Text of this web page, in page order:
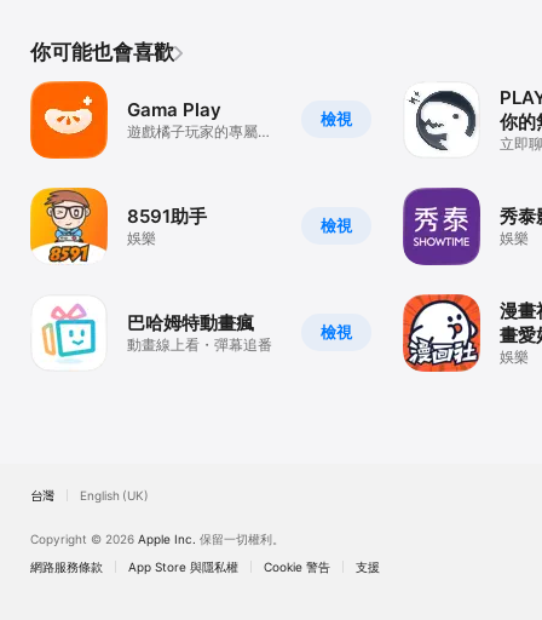
你可能也會喜歡
檢視
Gama Play
遊戲橘子玩家的專屬秘
檢視
8591助手
娛樂
檢視
巴哈姆特動畫瘋
動畫線上看・彈幕追番
你的
立即
秀泰
娛樂
漫畫
畫愛
娛樂
台灣 English (UK)
Copyright © 2026 Apple Inc. 保留一切權利。
網路服務條款
App Store 與隱私權 Cookie 警告 支援